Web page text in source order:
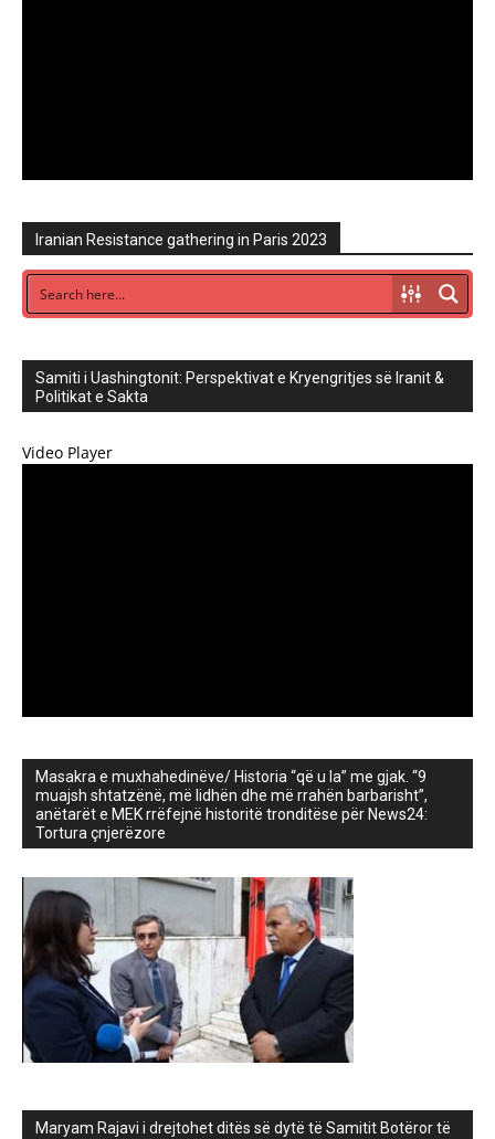
Iranian Resistance gathering in Paris 2023
Samiti i Uashingtonit: Perspektivat e Kryengritjes së Iranit &
Politikat e Sakta
Video Player
Masakra e muxhahedinëve/ Historia “që u la” me gjak. “9
muajsh shtatzënë, më lidhën dhe më rrahën barbarisht”,
anëtarët e MEK rrëfejnë historitë tronditëse për News24:
Tortura çnjerëzore
Maryam Rajavi i drejtohet ditës së dytë të Samitit Botëror të